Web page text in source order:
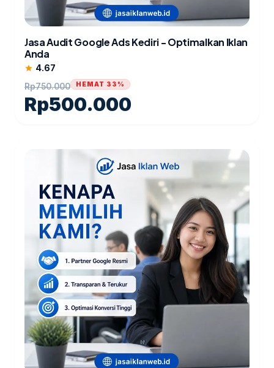
Jasa Audit Google Ads Kediri - Optimalkan Iklan
Anda
star 4.67
Rp750.000
Rp500.000
HEMAT 33%